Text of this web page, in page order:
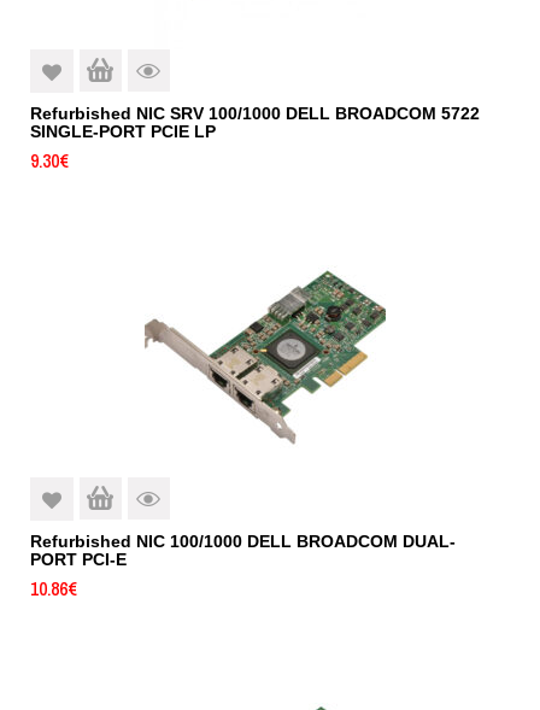
Refurbished NIC SRV 100/1000 DELL BROADCOM 5722
SINGLE-PORT PCIE LP
9.30€
Refurbished NIC 100/1000 DELL BROADCOM DUAL-
PORT PCI-E
10.86€